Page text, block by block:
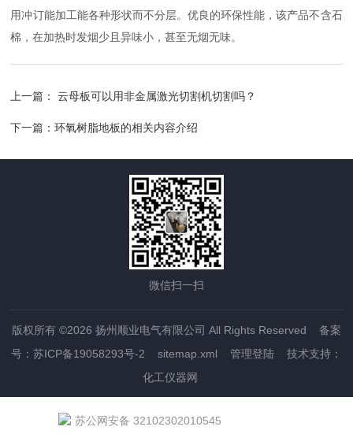
用冲订能加工能各种形状而不分层。优良的环保性能，该产品不含石
棉，在加热时发烟少且异味小，甚至无烟无味。
上一篇： 云母板可以用非金属激光切割机切割吗？
下一篇：环氧树脂地板的相关内容介绍
微信扫一扫
版权所有 ©2026 扬州顺业电气有限公司 All Rights Reserved 备案
号：苏ICP备19058293号-2
sitemap.xml 管理登陆 技术支持：
化工仪器网
苏公网安备 32102302010545